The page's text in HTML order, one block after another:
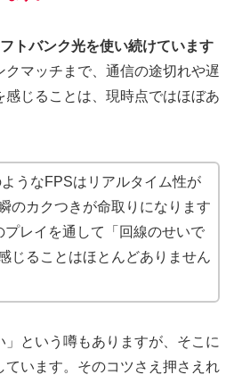
トバンク光を使い続けています
クマッチまで、通信の途切れや遅
じることは、現時点ではほぼあ
うなFPSはリアルタイム性が
のカクつきが命取りになります
プレイを通して「回線のせいで
じることはほとんどありません
」という噂もありますが、そこに
ています。そのコツさえ押さえれ